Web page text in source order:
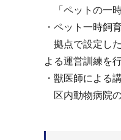
「ペットの一時
・ペット一時飼
拠点で設定し
よる運営訓練を
・獣医師による
区内動物病院の